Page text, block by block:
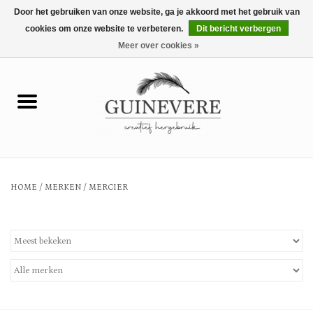
0 Artikelen - €0,00
Meubels
Tuin en buiten
Keuken
Mode
HOME / MERKEN / MERCIER
Door het gebruiken van onze website, ga je akkoord met het gebruik van
cookies om onze website te verbeteren.
Dit bericht verbergen
Meer over cookies »